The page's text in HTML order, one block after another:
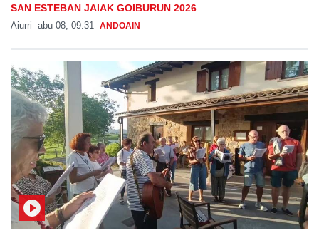
SAN ESTEBAN JAIAK GOIBURUN 2026
Aiurri abu 08, 09:31 ANDOAIN